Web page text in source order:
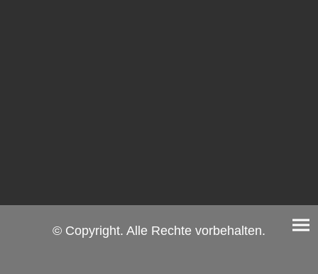
© Copyright. Alle Rechte vorbehalten.